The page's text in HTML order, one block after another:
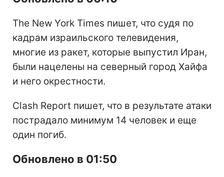
The New York Times пишет, что судя по
кадрам израильского телевидения,
многие из ракет, которые выпустил Иран,
были нацелены на северный город Хайфа
и него окрестности.
Clash Report пишет, что в результате атаки
пострадало минимум 14 человек и еще
один погиб.
Обновлено в 01:50